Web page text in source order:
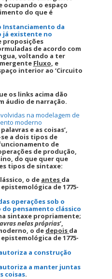
ocupando o espaço
do que é
Instanciamento da
já existente no
proposições
de acordo com
voltando a ter
Fluxo , e
interior ao ‘Circuito
os links acima dão
áudio de narração.
na modelagem de
moderno
e as coisas’,
a dois tipos de
de
de produção,
do que quer que
tipos de sintaxe:
o de antes da
de 1775-
operações sob o
pensamento clássico
sintaxe propriamente;
nelas próprias‘,
o de depois da
de 1775-
a construção
a manter juntas
coisas.